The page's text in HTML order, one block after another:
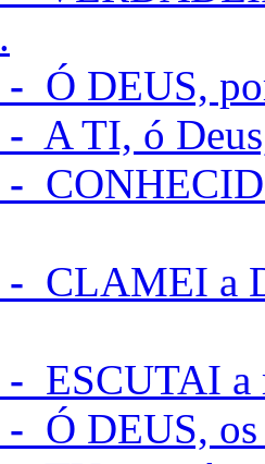
- Ó DEUS,
- A TI, ó
-
- CLAMEI a
- ESCUTAI
- Ó DEUS,